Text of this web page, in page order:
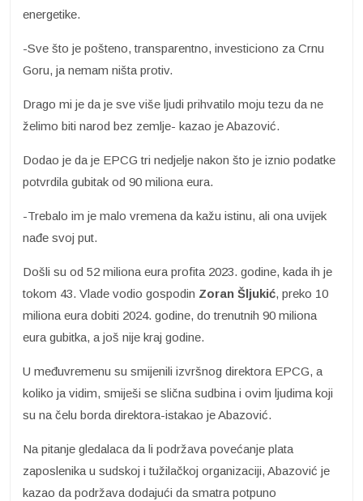
energetike.
-Sve što je pošteno, transparentno, investiciono za Crnu
Goru, ja nemam ništa protiv.
Drago mi je da je sve više ljudi prihvatilo moju tezu da ne
želimo biti narod bez zemlje- kazao je Abazović.
Dodao je da je EPCG tri nedjelje nakon što je iznio podatke
potvrdila gubitak od 90 miliona eura.
-Trebalo im je malo vremena da kažu istinu, ali ona uvijek
nađe svoj put.
Došli su od 52 miliona eura profita 2023. godine, kada ih je
tokom 43. Vlade vodio gospodin Zoran Šljukić, preko 10
miliona eura dobiti 2024. godine, do trenutnih 90 miliona
eura gubitka, a još nije kraj godine.
U međuvremenu su smijenili izvršnog direktora EPCG, a
koliko ja vidim, smiješi se slična sudbina i ovim ljudima koji
su na čelu borda direktora-istakao je Abazović.
Na pitanje gledalaca da li podržava povećanje plata
zaposlenika u sudskoj i tužilačkoj organizaciji, Abazović je
kazao da podržava dodajući da smatra potpuno